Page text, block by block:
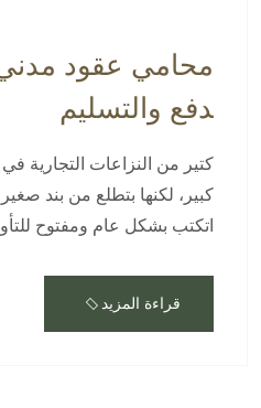
محامي عقود مدني
دفع والتسليم
كتير من النزاعات التجارية
كبير، لكنها بتطلع من بند
اتكتب بشكل عام ومفتوح
قراءة المزيد